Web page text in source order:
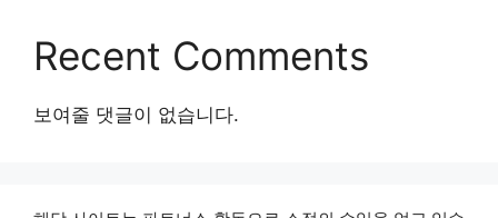
Recent Comments
보여줄 댓글이 없습니다.